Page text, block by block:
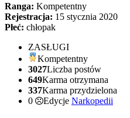
Ranga: Kompetentny
Rejestracja: 15 stycznia 2020
Płeć: chłopak
ZASŁUGI
Kompetentny
3027Liczba postów
649Karma otrzymana
337Karma przydzielona
0
Edycje Narkopedii